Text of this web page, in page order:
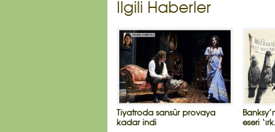
İlgili Haberler
Tiyatroda sansür provaya
kadar indi
eseri